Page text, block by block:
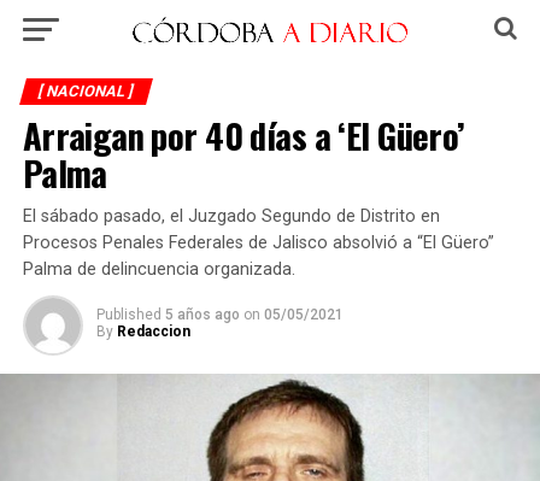
[ NACIONAL ]
Arraigan por 40 días a ‘El Güero’
Palma
El sábado pasado, el Juzgado Segundo de Distrito en
Procesos Penales Federales de Jalisco absolvió a “El Güero”
Palma de delincuencia organizada.
Published 5 años ago on 05/05/2021
By Redaccion